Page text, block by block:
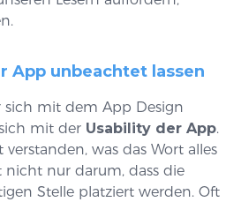
App unbeachtet lassen
sich mit dem App Design
mit der Usability der App.
was das Wort alles
nicht nur darum, dass die
Stelle platziert werden. Oft